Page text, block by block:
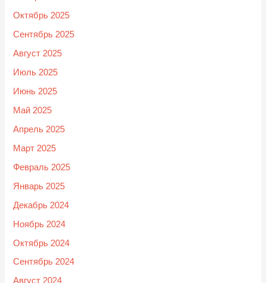
Октябрь 2025
Сентябрь 2025
Август 2025
Июль 2025
Июнь 2025
Май 2025
Апрель 2025
Март 2025
Февраль 2025
Январь 2025
Декабрь 2024
Ноябрь 2024
Октябрь 2024
Сентябрь 2024
Август 2024